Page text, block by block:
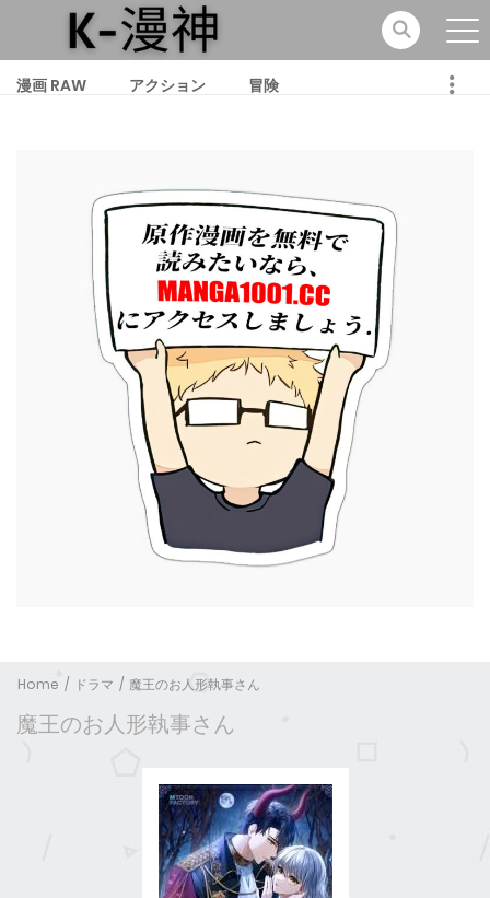
漫画 RAW アクション 冒険
Home ドラマ 魔王のお人形執事さん
魔王のお人形執事さん